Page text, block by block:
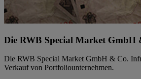
Die RWB Special Market
Die RWB Special Market GmbH & Co.
Verkauf von Portfoliounternehmen.